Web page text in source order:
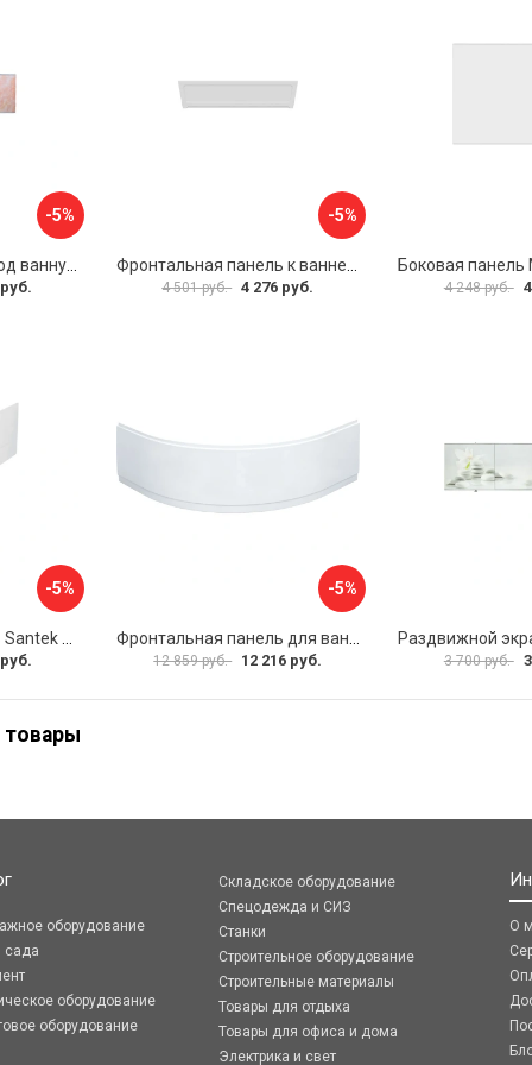
-5% -5%
4 501 руб. 4 276 руб. 4 248 руб.
-5% -5%
12 859 руб. 12 216 руб. 3 700 руб.
оборудование
сада
оборудование
оборудование
Складское оборудование
Спецодежда и СИЗ
Станки
Строительное оборудование
Строительные материалы
Товары для отдыха
Товары для офиса и дома
Электрика и свет
О